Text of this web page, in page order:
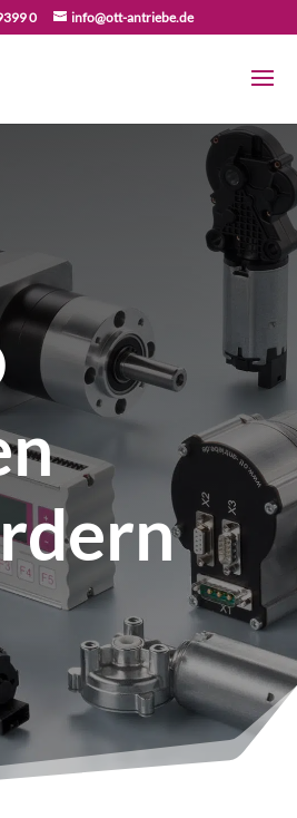
0 info@ott-antriebe.de